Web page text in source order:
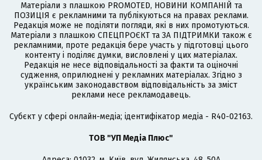
Матеріали з плашкою PROMOTED, НОВИНИ КОМПАНІЙ та
ПОЗИЦІЯ є рекламними та публікуються на правах реклами.
Редакція може не поділяти погляди, які в них промотуються.
Матеріали з плашкою СПЕЦПРОЄКТ та ЗА ПІДТРИМКИ також є
рекламними, проте редакція бере участь у підготовці цього
контенту і поділяє думки, висловлені у цих матеріалах.
Редакція не несе відповідальності за факти та оціночні
судження, оприлюднені у рекламних матеріалах. Згідно з
українським законодавством відповідальність за зміст
реклами несе рекламодавець.
Cубєкт у сфері онлайн-медіа; ідентифікатор медіа - R40-02163.
ТОВ "УП Медіа Плюс"